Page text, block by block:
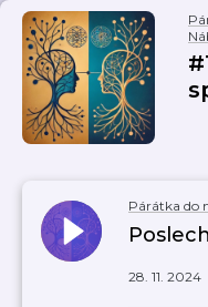
Párátka do
28. 11. 2024